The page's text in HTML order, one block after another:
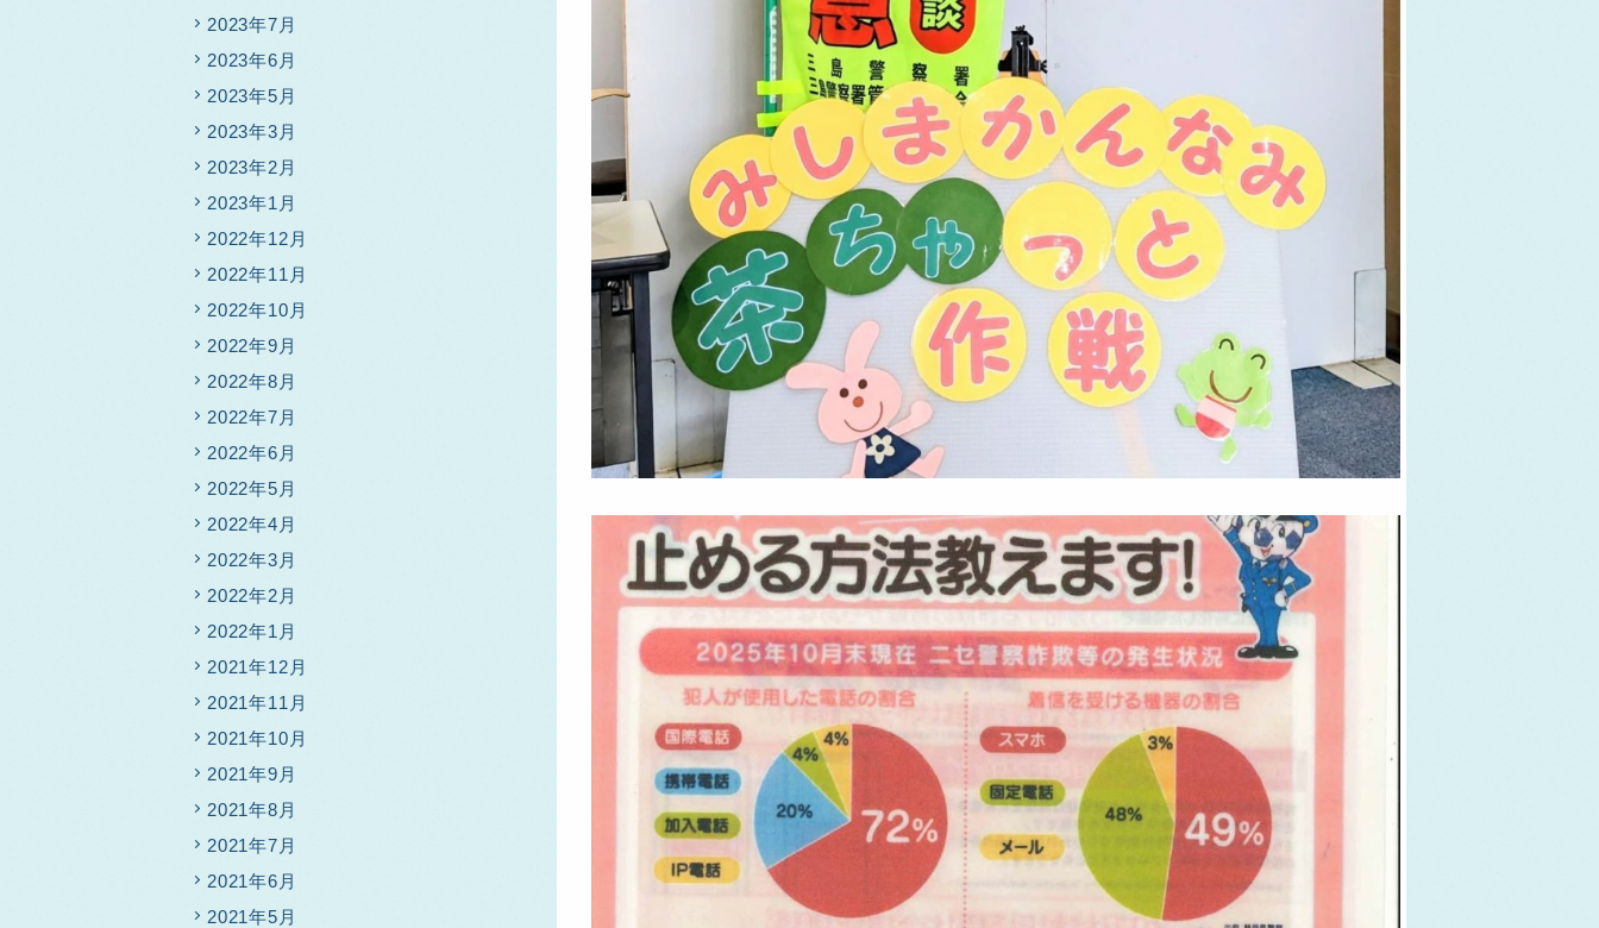
2023年7月
2023年6月
2023年5月
2023年3月
2023年2月
2023年1月
2022年12月
2022年11月
2022年10月
2022年9月
2022年8月
2022年7月
2022年6月
2022年5月
2022年4月
2022年3月
2022年2月
2022年1月
2021年12月
2021年11月
2021年10月
2021年9月
2021年8月
2021年7月
2021年6月
2021年5月